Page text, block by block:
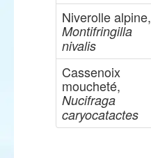
Niverolle alpine,
Montifringilla
nivalis
Cassenoix
moucheté,
Nucifraga
caryocatactes